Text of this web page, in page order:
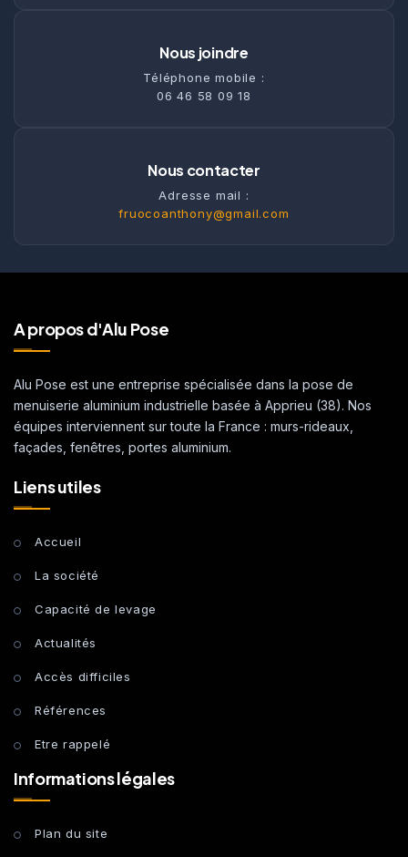
Nous joindre
Téléphone mobile :
06 46 58 09 18
Nous contacter
Adresse mail :
fruocoanthony@gmail.com
A propos d'Alu Pose
Alu Pose est une entreprise spécialisée dans la pose de
menuiserie aluminium industrielle basée à Apprieu (38). Nos
équipes interviennent sur toute la France : murs-rideaux,
façades, fenêtres, portes aluminium.
Liens utiles
Accueil
La société
Capacité de levage
Actualités
Accès difficiles
Références
Etre rappelé
Informations légales
Plan du site